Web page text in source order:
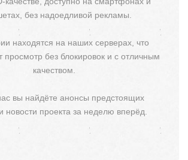
без надоедливой рекламы.
находятся на наших серверах, что
просмотр без блокировок и с отличным
качеством.
вы найдёте анонсы предстоящих
новости проекта за неделю вперёд.